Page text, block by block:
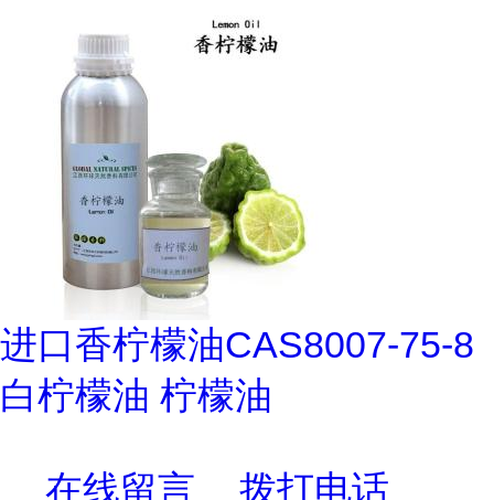
进口香柠檬油CAS8007-75-8
白柠檬油 柠檬油
在线留言 拨打电话